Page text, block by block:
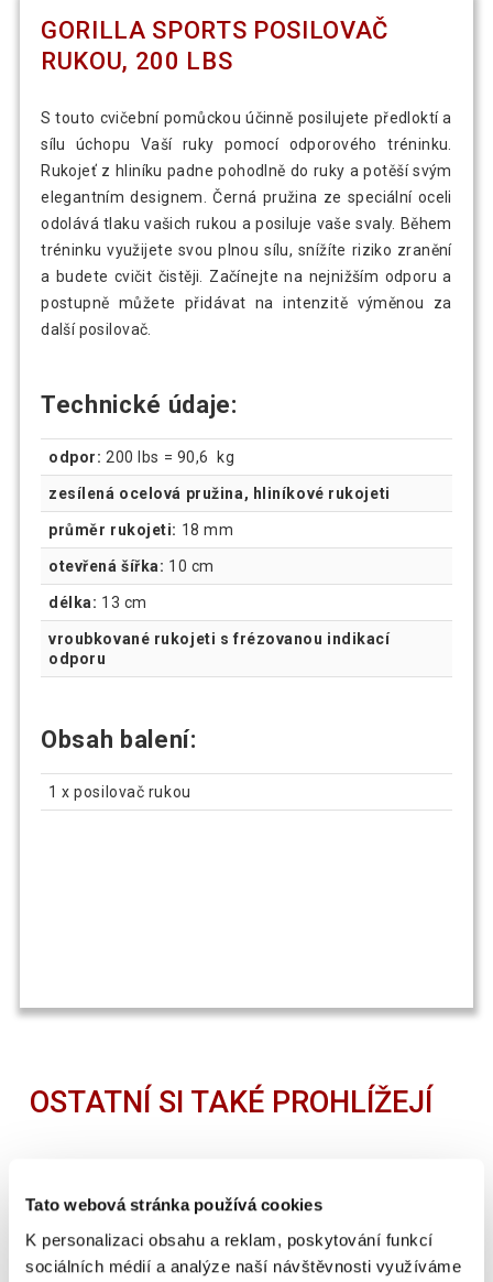
Tato webová stránka používá cookies
K personalizaci obsahu a reklam, poskytování funkcí
sociálních médií a analýze naší návštěvnosti využíváme
GORILLA SPORTS POSILOVAČ
RUKOU, 200 LBS
S touto cvičební pomůckou účinně posilujete předloktí a
sílu úchopu Vaší ruky pomocí odporového tréninku.
Rukojeť z hliníku padne pohodlně do ruky a potěší svým
elegantním designem. Černá pružina ze speciální oceli
odolává tlaku vašich rukou a posiluje vaše svaly. Během
tréninku využijete svou plnou sílu, snížíte riziko zranění
a budete cvičit čistěji. Začínejte na nejnižším odporu a
postupně můžete přidávat na intenzitě výměnou za
další posilovač.
Technické údaje:
odpor: 200 lbs = 90,6 kg
zesílená ocelová pružina, hliníkové rukojeti
průměr rukojeti: 18 mm
otevřená šířka: 10 cm
délka: 13 cm
vroubkované rukojeti s frézovanou indikací
odporu
Obsah balení:
1 x posilovač rukou
OSTATNÍ SI TAKÉ PROHLÍŽEJÍ